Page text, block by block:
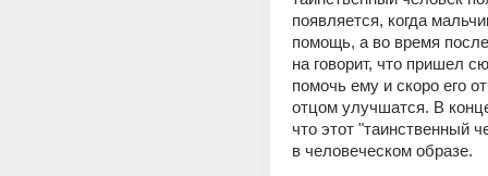
появляется, когда
помощь, а во время
на говорит, что пришел
помочь ему и скоро его
отцом улучшатся. В
что этот "таинственный
в человеческом образе.